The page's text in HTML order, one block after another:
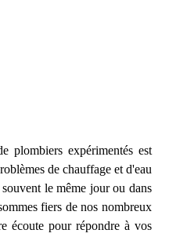
plombiers expérimentés est
de chauffage et d'eau
le même jour ou dans
fiers de nos nombreux
écoute pour répondre à vos